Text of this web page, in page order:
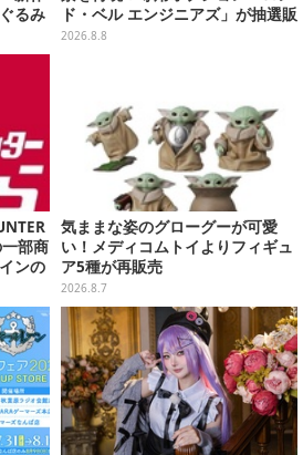
るみ
ド・ベル エンジニアズ」が抽選販
売
2026.8.8
部商
ンの
のセ
気ままな姿のグローグーが可愛
い！メディコムトイよりフィギュ
ア5種が再販売
2026.8.7